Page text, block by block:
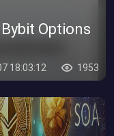
Options
18:03:12 1953